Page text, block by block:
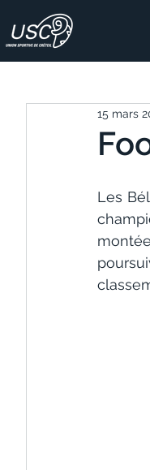
15 mars
Les